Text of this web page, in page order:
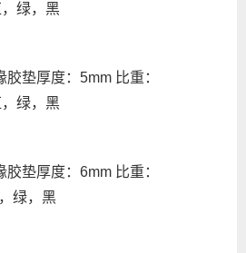
绿，黑
垫厚度：5mm 比重：
绿，黑
垫厚度：6mm 比重：
绿，黑